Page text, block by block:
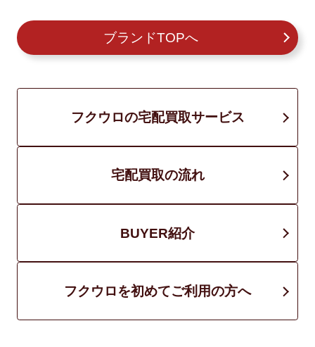
ブランドTOPへ
フクウロの宅配買取サービス
宅配買取の流れ
BUYER紹介
フクウロを初めてご利用の方へ